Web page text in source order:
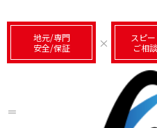
地元/専門
安全/保証
×
スピ
ご相
＝